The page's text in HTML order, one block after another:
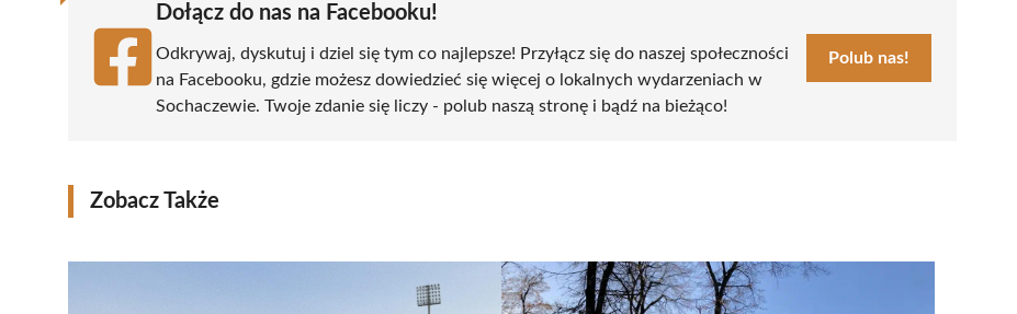
Dołącz do nas na Facebooku!
Odkrywaj, dyskutuj i dziel się tym co najlepsze! Przyłącz się do naszej społeczności
na Facebooku, gdzie możesz dowiedzieć się więcej o lokalnych wydarzeniach w
Sochaczewie. Twoje zdanie się liczy - polub naszą stronę i bądź na bieżąco!
Polub nas!
Zobacz Także